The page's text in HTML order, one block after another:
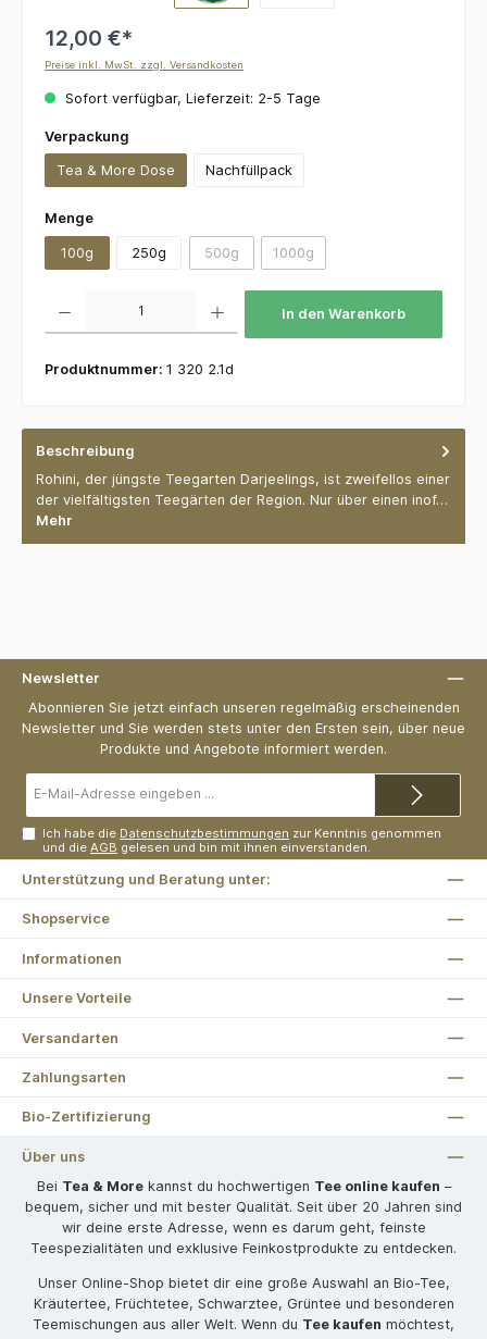
12,00 €*
Preise inkl. MwSt. zzgl. Versandkosten
Sofort verfügbar, Lieferzeit: 2-5 Tage
Verpackung
Tea & More Dose Nachfüllpack
Mengeauswählen
100g 250g 500g(Diese Option ist zurzeit nicht verfügbar.)
1000g(Diese Option ist zurzeit nicht
In den Warenkorb
Produktnummer: 1 320 2.1d
Beschreibung
Rohini, der jüngste Teegarten Darjeelings, ist zweifellos einer
der vielfältigsten Teegärten der Region. Nur über einen inof…
Mehr
Newsletter
Abonnieren Sie jetzt einfach unseren regelmäßig erscheinenden
Newsletter und Sie werden stets unter den Ersten sein, über neue
Produkte und Angebote informiert werden.
Mail-
Ich habe die Datenschutzbestimmungen zur Kenntnis genommen
und dieAGB gelesen und bin mit ihnen einverstanden.
Unterstützung und Beratung unter:
Shopservice
Informationen
Unsere Vorteile
Versandarten
Zahlungsarten
Bio-Zertifizierung
Über uns
Bei Tea & Morekannst du hochwertigen Tee online kaufen –
bequem, sicher und mit bester Qualität. Seit über 20 Jahren sind
wir deine erste Adresse, wenn es darum geht, feinste
Teespezialitäten und exklusive Feinkostprodukte zu entdecken.
Unser Online-Shop bietet dir eine große Auswahl an Bio-Tee,
Kräutertee, Früchtetee, Schwarztee, Grüntee und besonderen
Teemischungen aus aller Welt. Wenn du Tee kaufen möchtest,